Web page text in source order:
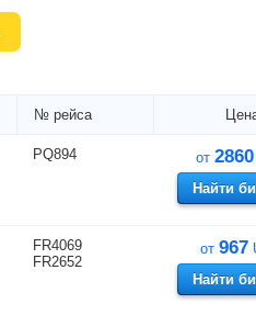
№ рейса
PQ894 от 2860
Найти
FR4069
FR2652
от 967
Найти